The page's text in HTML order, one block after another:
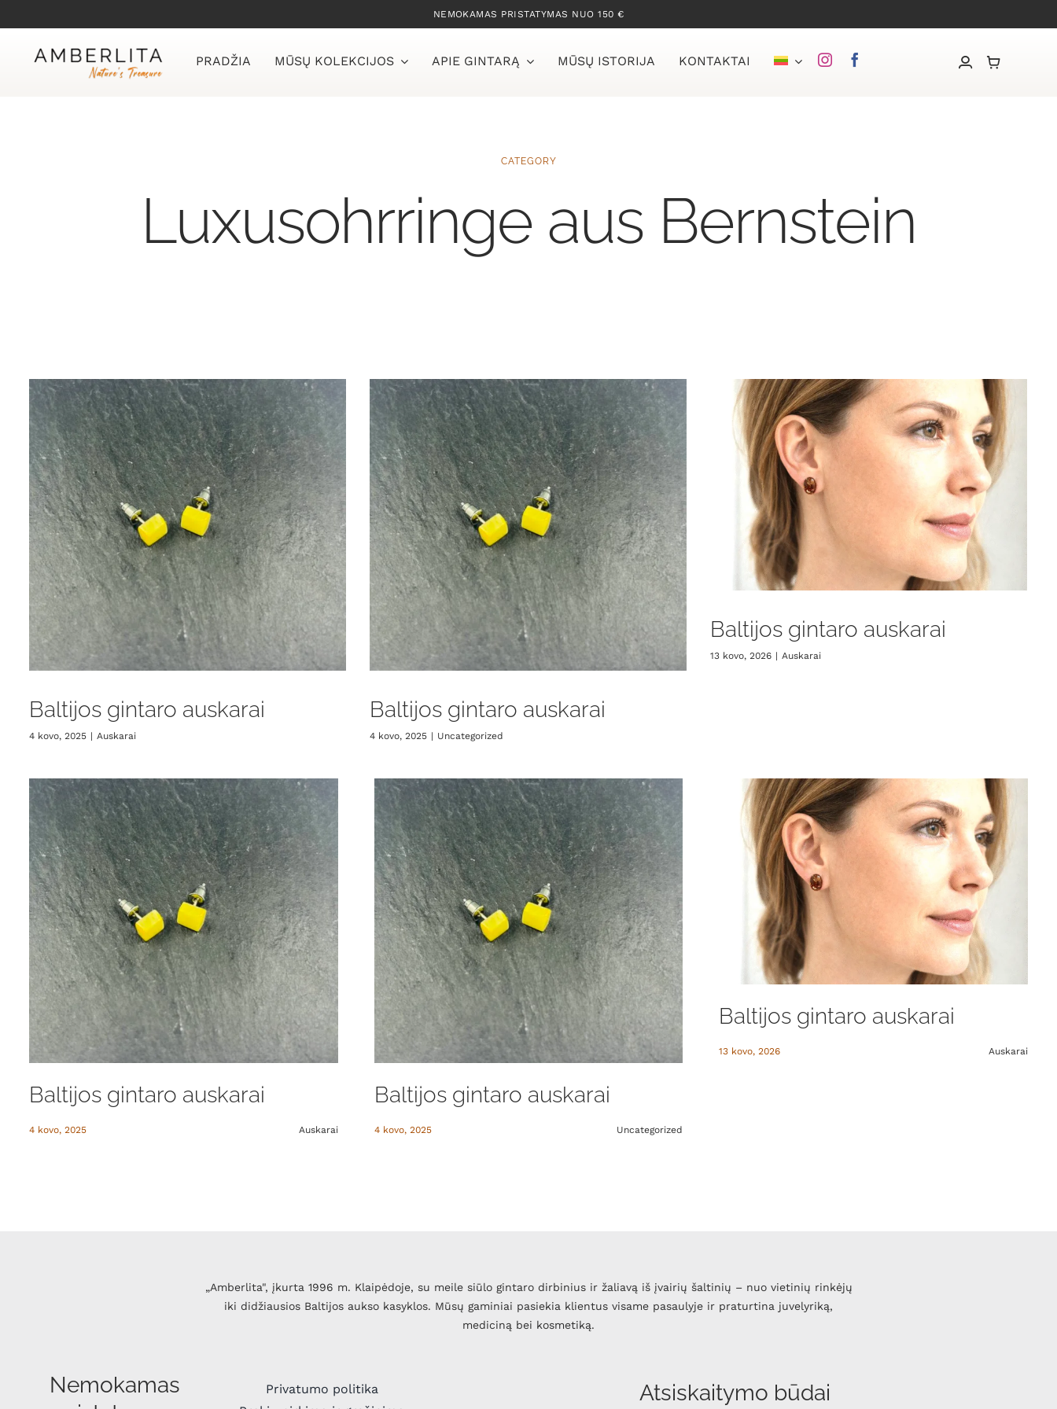
to
content
NEMOKAMAS PRISTATYMAS NUO 150 €
PRADŽIA MŪSŲ KOLEKCIJOS APIE GINTARĄ MŪSŲ ISTORIJA KONTAKTAI
CATEGORY
Luxusohrringe aus Bernstein
Baltijos gintaro auskarai
4 kovo, 2025 | Auskarai
Baltijos gintaro auskarai
4 kovo, 2025 | Uncategorized
Baltijos gintaro auskarai
13 kovo, 2026 | Auskarai
Baltijos gintaro auskarai
4 kovo, 2025 Auskarai
Baltijos gintaro auskarai
4 kovo, 2025 Uncategorized
Baltijos gintaro auskarai
13 kovo, 2026 Auskarai
„Amberlita", įkurta 1996 m. Klaipėdoje, su meile siūlo gintaro dirbinius ir žaliavą iš įvairių šaltinių – nuo vietinių rinkėjų
iki didžiausios Baltijos aukso kasyklos. Mūsų gaminiai pasiekia klientus visame pasaulyje ir praturtina juvelyriką,
mediciną bei kosmetiką.
Nemokamas
Privatumo politika
Atsiskaitymo būdai